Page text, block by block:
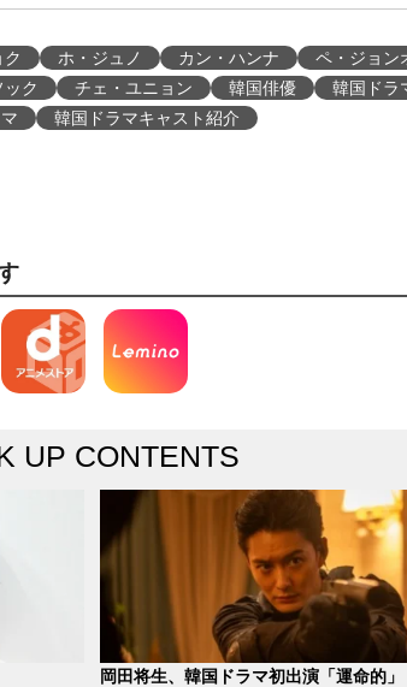
ホ・ジュノ カン・ハンナ
ペ・ジョン
ック チェ・ユニョン 韓国俳優
韓国ドラ
韓国ドラマキャスト紹介
UP CONTENTS
岡田将生、韓国ドラマ初出演「運命的」